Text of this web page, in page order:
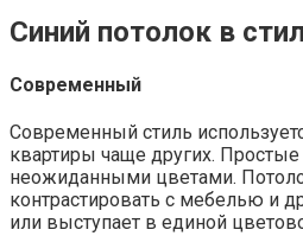
Синий потолок в
Современный
Современный стиль
квартиры чаще других. Простые
неожиданными цветами.
контрастировать с мебелью и
или выступает в единой